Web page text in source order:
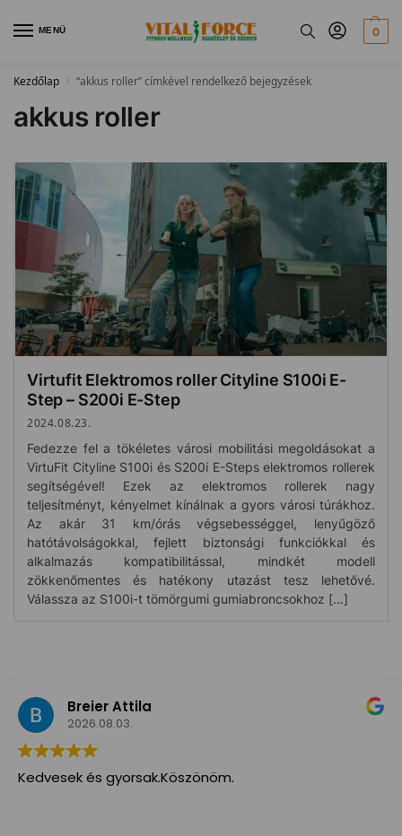
MENÜ 0
Kezdőlap / “akkus roller” címkével rendelkező bejegyzések
akkus roller
Virtufit Elektromos roller Cityline S100i E-
Step – S200i E-Step
2024.08.23.
Fedezze fel a tökéletes városi mobilitási megoldásokat a
VirtuFit Cityline S100i és S200i E-Steps elektromos rollerek
segítségével! Ezek az elektromos rollerek nagy
teljesítményt, kényelmet kínálnak a gyors városi túrákhoz.
Az akár 31 km/órás végsebességgel, lenyűgöző
hatótávolságokkal, fejlett biztonsági funkciókkal és
alkalmazás kompatibilitással, mindkét modell
zökkenőmentes és hatékony utazást tesz lehetővé.
Válassza az S100i-t tömörgumi gumiabroncsokhoz […]
Breier Attila
2026.08.03.
Kedvesek és gyorsak.Köszönöm.